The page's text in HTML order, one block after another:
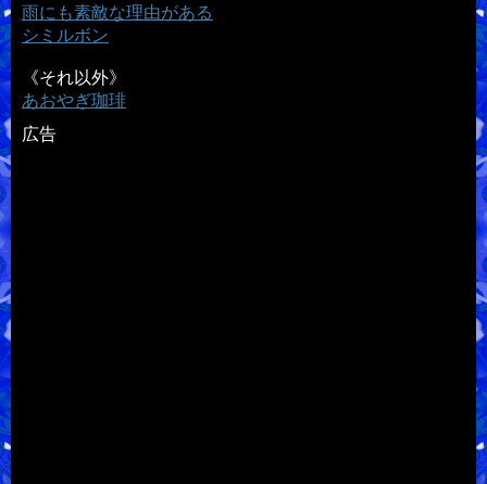
雨にも素敵な理由がある
シミルボン
《それ以外》
あおやぎ珈琲
広告